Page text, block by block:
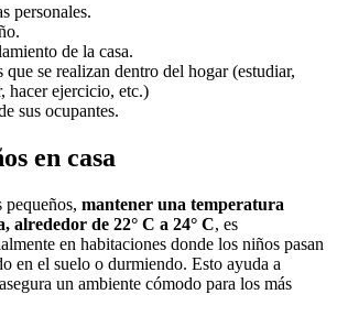
personales.
de la casa.
que se realizan dentro del hogar (estudiar,
hacer ejercicio, etc.)
sus ocupantes.
en casa
pequeños, mantener una temperatura
alrededor de 22° C a 24° C, es
en habitaciones donde los niños pasan
en el suelo o durmiendo. Esto ayuda a
un ambiente cómodo para los más